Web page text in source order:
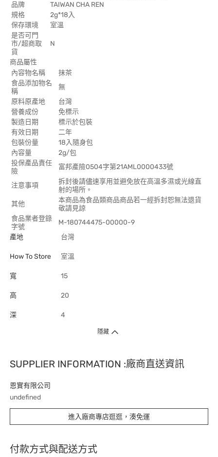
品牌
TAIWAN CHA REN
規格
2g*18入
保存環境
室溫
是否可門
市/超商取
貨
N
商品屬性
內容物名稱
抹茶
食品添加物名
稱
無
原料原產地
台灣
營養成份
免標示
製造日期
標示於包裝
有效日期
二年
包裝份量
18入隨身包
內容量
2g/包
投保產品責任
險
富邦產險0504字第21AML0000433號
注意事項
拆封後請儘速享用並避免放在高溫多濕或光線直
射的場所。
其他
本商品為食品類商品商品若一經拆封恕無法退貨
敬請見諒
食品業者登錄
字號
M-180744475-00000-9
產地
台灣
How To Store 室溫
寬 15
高 20
深 4
隱藏
SUPPLIER INFORMATION :廠商直送資訊
恩實有限公司
undefined
進入廠商專店逛逛，湊免運
付款方式與配送方式